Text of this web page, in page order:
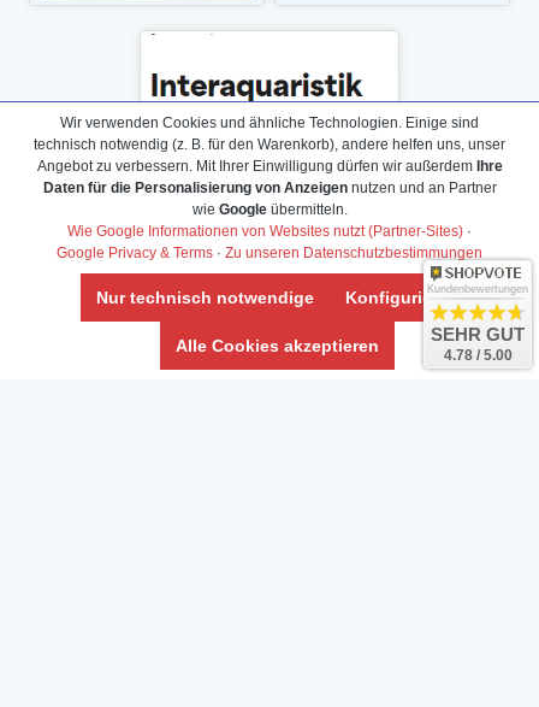
Daten­schutz­erklärung
Widerrufs­recht /Widerrufs­formular
Wir verwenden Cookies und ähnliche Technologien. Einige sind
technisch notwendig (z. B. für den Warenkorb), andere helfen uns, unser
Angebot zu verbessern. Mit Ihrer Einwilligung dürfen wir außerdem Ihre
Daten für die Personalisierung von Anzeigennutzen und an Partner
wie Googleübermitteln.
Wie Google Informationen von Websites nutzt (Partner-Sites) ·
Google Privacy & Terms · Zu unseren Datenschutzbestimmungen
Nur technisch notwendige Konfigurieren
Alle Cookies akzeptieren
Kundenbewertungen
SEHR GUT
4.78 / 5.00